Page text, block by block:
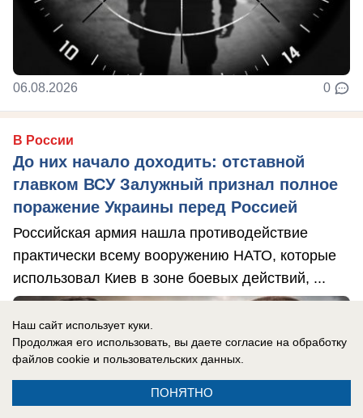
06.08.2026 0
В России
До них начало доходить: отставной
главком ВСУ Залужный признал полное
поражение Украины перед Россией
Российская армия нашла противодействие
практически всему вооружению НАТО, которые
использовал Киев в зоне боевых действий, ...
Наш сайт использует куки.
Продолжая его использовать, вы даете согласие на обработку
файлов cookie и пользовательских данных.
ПОНЯТНО